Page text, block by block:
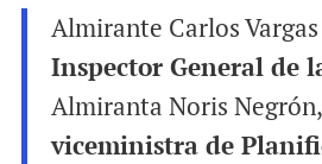
Almirante Carlos
Inspector General de
Almiranta Noris
viceministra de